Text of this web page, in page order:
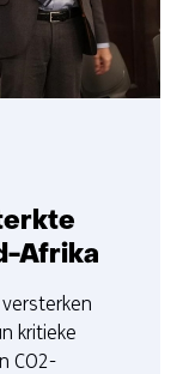
Afrika
versterken
kritieke
CO2-